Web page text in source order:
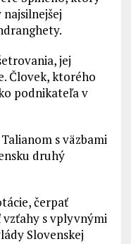
jej
Človek, ktorého
podnikateľa v
s väzbami
druhý
čerpať
s vplyvnými
Slovenskej